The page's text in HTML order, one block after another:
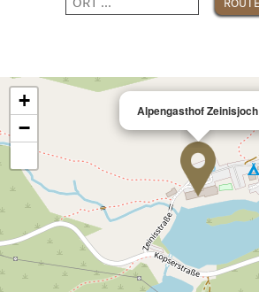
Alpengasthof Zeinisjoch
+
−